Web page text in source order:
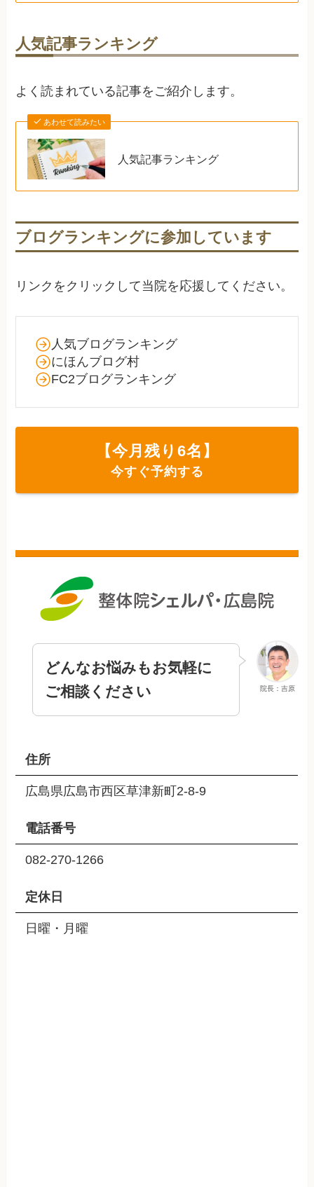
人気記事ランキング
よく読まれている記事をご紹介します。
あわせて読みたい
人気記事ランキング
ブログランキングに参加しています
リンクをクリックして当院を応援してください。
人気ブログランキング
にほんブログ村
FC2ブログランキング
【今月残り 6名】
今すぐ予約する
院長：吉原
どんなお悩みもお気軽に
ご相談ください
住所
広島県広島市西区草津新町2-8-9
電話番号
082-270-1266
定休日
日曜・月曜